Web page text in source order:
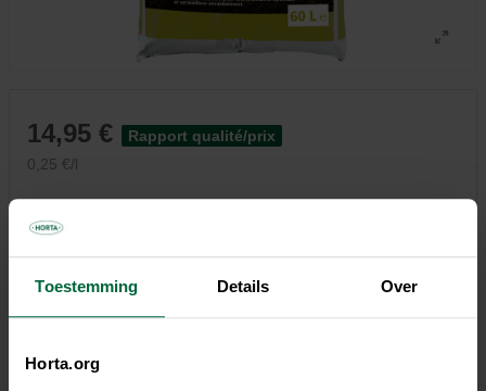
Toestemming Details Over
Horta.org
14,95 €
Rapport qualité/prix
0,25 €/l
Description